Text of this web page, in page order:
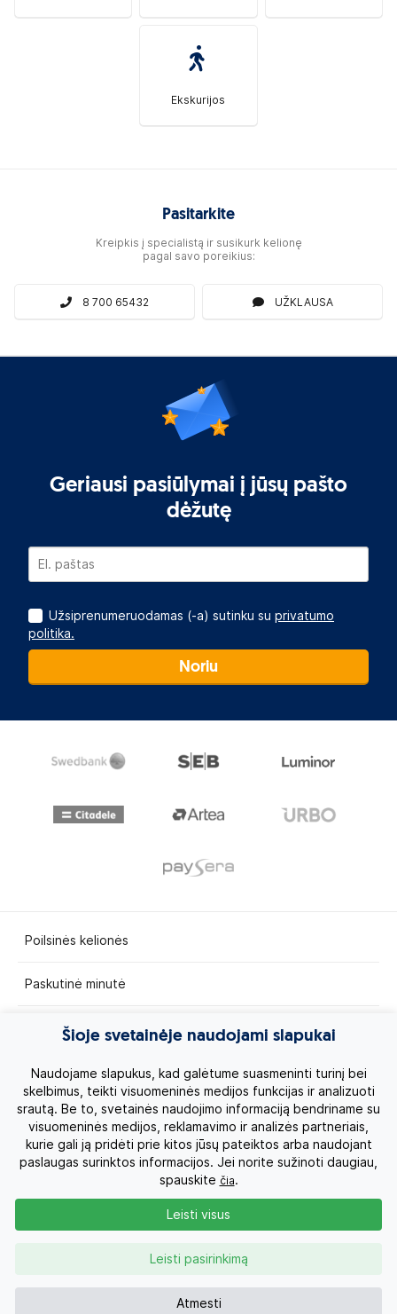
Ekskurijos
Pasitarkite
Kreipkis į specialistą ir susikurk kelionę
pagal savo poreikius:
8 700 65432 UŽKLAUSA
Geriausi pasiūlymai į jūsų pašto
dėžutę
Užsiprenumeruodamas (-a) sutinku su privatumo
politika.
Noriu
Poilsinės kelionės
Paskutinė minutė
Egzotinės kelionės
Kruizai
Kelionės po Lietuvą
Apie mus
Privatumo politika
Kontaktai
Šioje svetainėje naudojami slapukai
Naudojame slapukus, kad galėtume suasmeninti turinį bei
skelbimus, teikti visuomeninės medijos funkcijas ir analizuoti
srautą. Be to, svetainės naudojimo informaciją bendriname su
visuomeninės medijos, reklamavimo ir analizės partneriais,
kurie gali ją pridėti prie kitos jūsų pateiktos arba naudojant
paslaugas surinktos informacijos. Jei norite sužinoti daugiau,
spauskite čia.
Atmesti
Leisti pasirinkimą
Leisti visus